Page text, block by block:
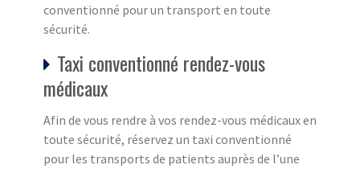
conventionné pour un transport en toute
sécurité.
Taxi conventionné rendez-vous
médicaux
Afin de vous rendre à vos rendez-vous médicaux en
toute sécurité, réservez un taxi conventionné
pour les transports de patients auprès de l’une